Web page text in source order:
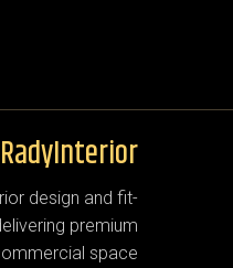
design and fit-
premium
space